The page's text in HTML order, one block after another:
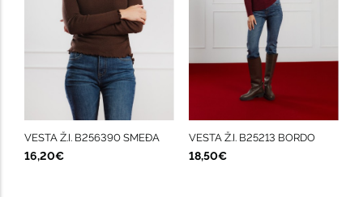
VESTA Ž.I. B256390 SMEĐA
16,20€
VESTA Ž.I. B25213 BORDO
18,50€